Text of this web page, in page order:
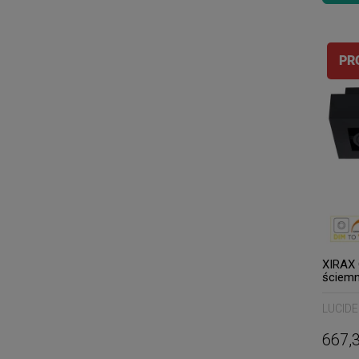
XIRAX
09119/
LUCIDE